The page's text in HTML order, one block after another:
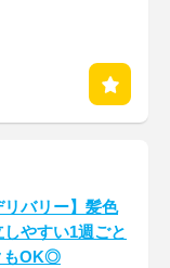
リバリー】髪色
やすい1週ごと
もOK◎